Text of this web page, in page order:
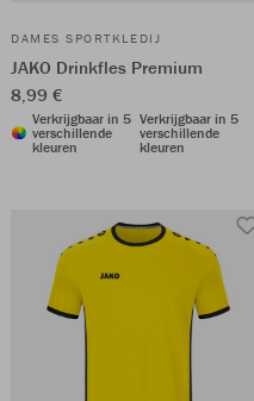
DAMES SPORTKLEDIJ
JAKO Drinkfles Premium
8,99 €
Verkrijgbaar in 5
verschillende
kleuren
Verkrijgbaar in 5
verschillende
kleuren